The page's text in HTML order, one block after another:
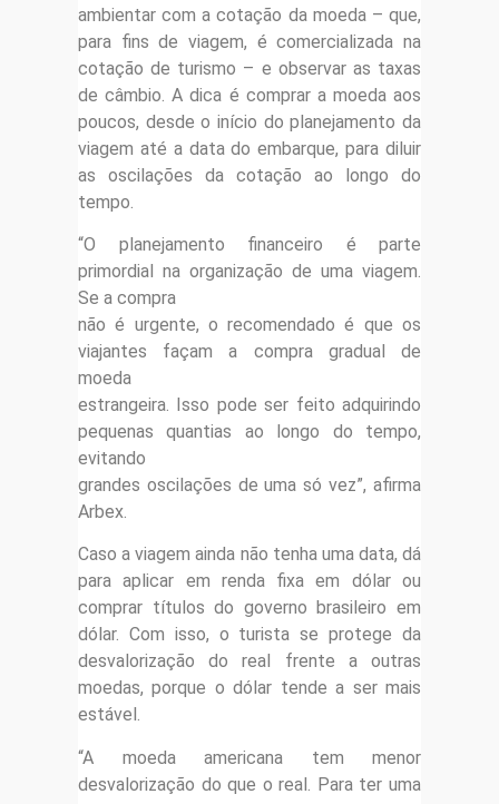
ambientar com a cotação da moeda – que,
para fins de viagem, é comercializada na
cotação de turismo – e observar as taxas
de câmbio. A dica é comprar a moeda aos
poucos, desde o início do planejamento da
viagem até a data do embarque, para diluir
as oscilações da cotação ao longo do
tempo.
“O planejamento financeiro é parte
primordial na organização de uma viagem.
Se a compra
não é urgente, o recomendado é que os
viajantes façam a compra gradual de
moeda
estrangeira. Isso pode ser feito adquirindo
pequenas quantias ao longo do tempo,
evitando
grandes oscilações de uma só vez”, afirma
Arbex.
Caso a viagem ainda não tenha uma data, dá
para aplicar em renda fixa em dólar ou
comprar títulos do governo brasileiro em
dólar. Com isso, o turista se protege da
desvalorização do real frente a outras
moedas, porque o dólar tende a ser mais
estável.
“A moeda americana tem menor
desvalorização do que o real. Para ter uma